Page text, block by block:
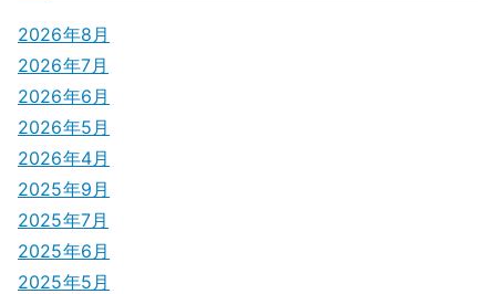
ビ
ゲ
ー
シ
ョ
ン
2026年8月
2026年7月
2026年6月
2026年5月
2026年4月
2025年9月
2025年7月
2025年6月
2025年5月